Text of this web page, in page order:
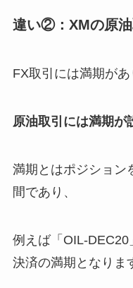
違い②：XMの原
FX取引には満期があ
原油取引には満期が
満期とはポジション
間であり、
例えば「OIL-
決済の満期となりま